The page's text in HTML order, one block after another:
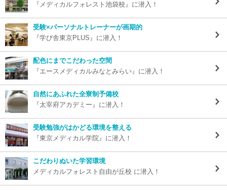
『メディカルフォレスト池袋校』に潜入！
受験×パーソナルトレーナーが画期的
『学び舎東京PLUS』に潜入！
配色にまでこだわった空間
『エースメディカルみなとみらい』に潜入！
自然にあふれた全寮制予備校
『太宰府アカデミー』に潜入！
受験勉強がはかどる環境を整える
『東京メディカル学院』に潜入！
こだわりぬいた学習環境
メディカルフォレスト自由が丘校 に潜入！